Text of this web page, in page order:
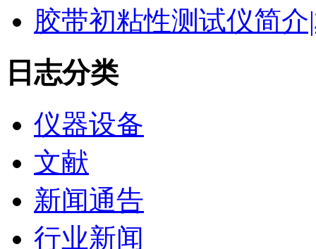
胶带初粘性测试仪简
日志分类
仪器设备
文献
新闻通告
行业新闻